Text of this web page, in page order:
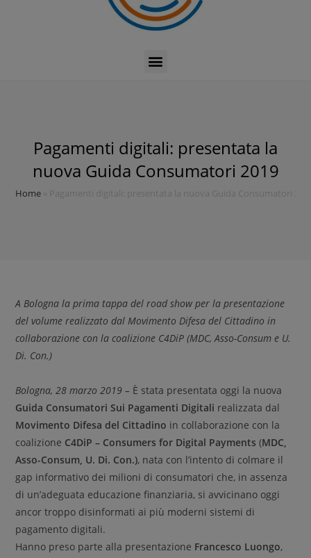
Pagamenti digitali: presentata la
nuova Guida Consumatori 2019
Home Pagamenti digitali: presentata la nuova Guida Consumatori
A Bologna la prima tappa del road show per la presentazione
del volume realizzato dal Movimento Difesa del Cittadino in
collaborazione con la coalizione C4DiP (MDC, Asso-Consum e U.
Di. Con.)
Bologna, 28 marzo 2019 – È stata presentata oggi la nuova
Guida Consumatori Sui Pagamenti Digitali realizzata dal
Movimento Difesa del Cittadino in collaborazione con la
coalizione C4DiP – Consumers for Digital Payments (MDC,
Asso-Consum, U. Di. Con.), nata con l’intento di colmare il
gap informativo dei milioni di consumatori che, in assenza
di un’adeguata educazione finanziaria, si avvicinano oggi
ancor troppo disinformati ai più moderni sistemi di
pagamento digitali.
Hanno preso parte alla presentazione Francesco Luongo,